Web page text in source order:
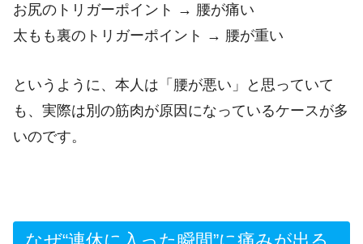
お尻のトリガーポイント → 腰が痛い
太もも裏のトリガーポイント → 腰が重い
というように、本人は「腰が悪い」と思っていて
も、実際は別の筋肉が原因になっているケースが多
いのです。